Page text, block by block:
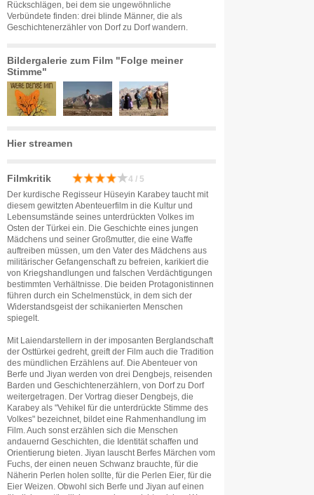
Rückschlägen, bei dem sie ungewöhnliche
Verbündete finden: drei blinde Männer, die als
Geschichtenerzähler von Dorf zu Dorf wandern.
Bildergalerie zum Film "Folge meiner
Stimme"
Hier streamen
Filmkritik 4 / 5
Der kurdische Regisseur Hüseyin Karabey taucht mit
diesem gewitzten Abenteuerfilm in die Kultur und
Lebensumstände seines unterdrückten Volkes im
Osten der Türkei ein. Die Geschichte eines jungen
Mädchens und seiner Großmutter, die eine Waffe
auftreiben müssen, um den Vater des Mädchens aus
militärischer Gefangenschaft zu befreien, karikiert die
von Kriegshandlungen und falschen Verdächtigungen
bestimmten Verhältnisse. Die beiden Protagonistinnen
führen durch ein Schelmenstück, in dem sich der
Widerstandsgeist der schikanierten Menschen
spiegelt.
Mit Laiendarstellern in der imposanten Berglandschaft
der Osttürkei gedreht, greift der Film auch die Tradition
des mündlichen Erzählens auf. Die Abenteuer von
Berfe und Jiyan werden von drei Dengbejs, reisenden
Barden und Geschichtenerzählern, von Dorf zu Dorf
weitergetragen. Der Vortrag dieser Dengbejs, die
Karabey als "Vehikel für die unterdrückte Stimme des
Volkes" bezeichnet, bildet eine Rahmenhandlung im
Film. Auch sonst erzählen sich die Menschen
andauernd Geschichten, die Identität schaffen und
Orientierung bieten. Jiyan lauscht Berfes Märchen vom
Fuchs, der einen neuen Schwanz brauchte, für die
Näherin Perlen holen sollte, für die Perlen Eier, für die
Eier Weizen. Obwohl sich Berfe und Jiyan auf einen